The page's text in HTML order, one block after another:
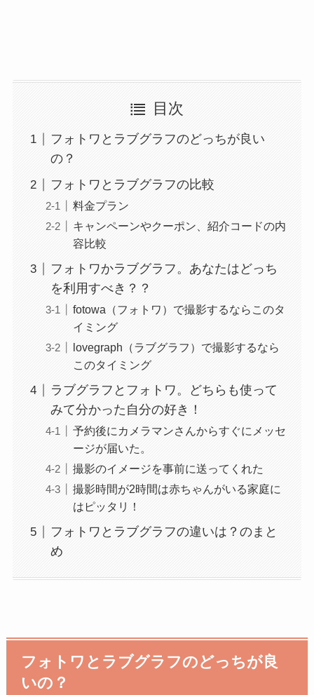
目次
フォトワとラブグラフのどっちが良い
の？
フォトワとラブグラフの比較
料金プラン
キャンペーンやクーポン、紹介コードの内
容比較
フォトワかラブグラフ。あなたはどっち
を利用すべき？？
fotowa（フォトワ）で撮影するならこのタ
イミング
lovegraph（ラブグラフ）で撮影するなら
このタイミング
ラブグラフとフォトワ。どちらも使って
みて分かった自分の好き！
予約後にカメラマンさんからすぐにメッセ
ージが届いた。
撮影のイメージを事前に送ってくれた
撮影時間が2時間は赤ちゃんがいる家庭に
はピッタリ！
フォトワとラブグラフの違いは？のまと
め
フォトワとラブグラフのどっちが良
いの？